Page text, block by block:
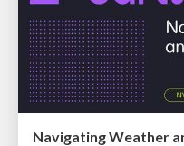
Navigating Weather